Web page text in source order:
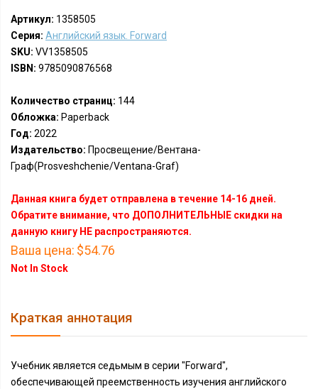
Артикул: 1358505
Серия: Английский язык. Forward
SKU: VV1358505
ISBN: 9785090876568
Количество страниц: 144
Обложка: Paperback
Год: 2022
Издательство: Просвещение/Вентана-
Граф(Prosveshchenie/Ventana-Graf)
Данная книга будет отправлена в течение 14-16 дней.
Обратите внимание, что ДОПОЛНИТЕЛЬНЫЕ скидки на
данную книгу НЕ распространяются.
Ваша цена: $54.76
Not In Stock
Краткая аннотация
Учебник является седьмым в серии "Forward",
обеспечивающей преемственность изучения английского